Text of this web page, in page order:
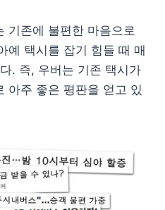
기존에 불편한 마음으로
예 택시를 잡기 힘들 때 매
. 즉, 우버는 기존 택시가
아주 좋은 평판을 얻고 있